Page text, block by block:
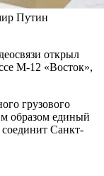
Путин
открыл
М-12 «Восток»,
грузового
образом единый
Санкт-